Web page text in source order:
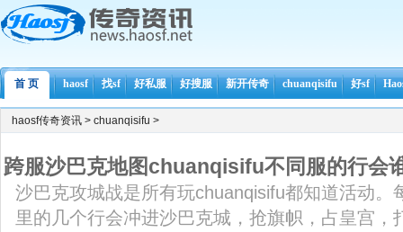
首 页 haosf 找sf 好私服 好搜服 新开传奇 chuanqisifu 好sf
haosf传奇资讯 > chuanqisifu >
跨服沙巴克地图chuanqisifu不同服的行会
沙巴克攻城战是所有玩chuanqisifu都知道活动。
里的几个行会冲进沙巴克城，抢旗帜，占皇宫，